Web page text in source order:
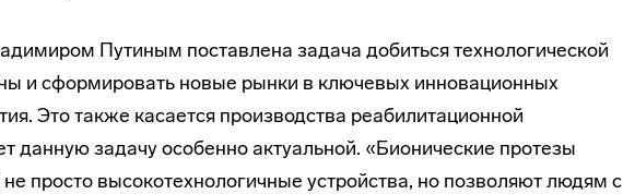
Путиным поставлена задача добиться технологической
и сформировать новые рынки в ключевых инновационных
Это также касается производства реабилитационной
данную задачу особенно актуальной. «Бионические протезы
просто высокотехнологичные устройства, но позволяют людям с